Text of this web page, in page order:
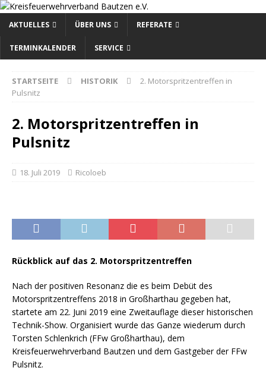
AKTUELLES ÜBER UNS REFERATE
TERMINKALENDER SERVICE
STARTSEITE HISTORIK
2. Motorspritzentreffen in
Pulsnitz
2. Motorspritzentreffen in
Pulsnitz
18. Juli 2019 Ricoloeb
Rückblick auf das 2. Motorspritzentreffen
Nach der positiven Resonanz die es beim Debüt des
Motorspritzentreffens 2018 in Großharthau gegeben hat,
startete am 22. Juni 2019 eine Zweitauflage dieser historischen
Technik-Show. Organisiert wurde das Ganze wiederum durch
Torsten Schlenkrich (FFw Großharthau), dem
Kreisfeuerwehrverband Bautzen und dem Gastgeber der FFw
Pulsnitz.